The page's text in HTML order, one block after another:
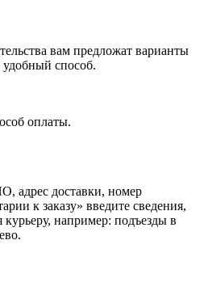
вам предложат варианты
способ.
оплаты.
адрес доставки, номер
к заказу» введите сведения,
курьеру, например: подъезды в